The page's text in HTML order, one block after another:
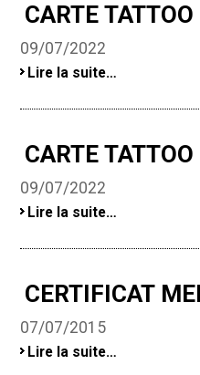
du
!
-
CARTE TATTOO
09/07/2022
Carte
-
Lire la suite…
CARTE TATTOO
09/07/2022
Carte
2
Lire la suite…
CERTIFICAT
07/07/2015
CERTIFICAT
Lire la suite…